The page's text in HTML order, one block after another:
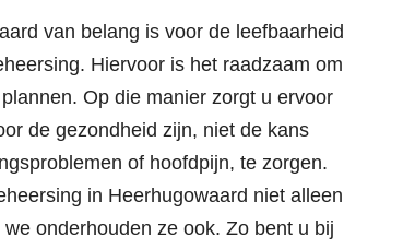
van belang is voor de leefbaarheid
Hiervoor is het raadzaam om
Op die manier zorgt u ervoor
de gezondheid zijn, niet de kans
of hoofdpijn, te zorgen.
in Heerhugowaard niet alleen
onderhouden ze ook. Zo bent u bij